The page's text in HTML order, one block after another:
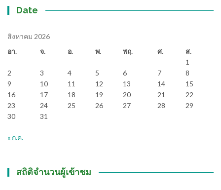
Date
สิงหาคม 2026
อา.
จ. อ. พ. พฤ. ศ.
ส.
1
2
3 4 5 6 7
8
9
10 11 12 13 14
15
16
17 18 19 20 21
22
23
24 25 26 27 28
29
30
31
« ก.ค.
สถิติจำนวนผู้เข้าชม